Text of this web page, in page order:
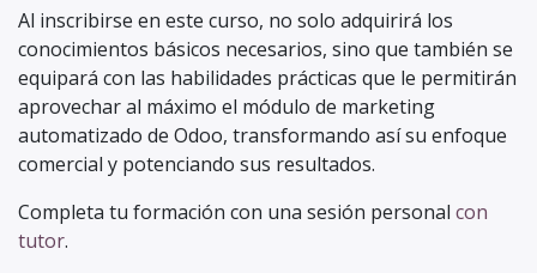
Al inscribirse en este curso, no solo adquirirá los
conocimientos básicos necesarios, sino que también se
equipará con las habilidades prácticas que le permitirán
aprovechar al máximo el módulo de marketing
automatizado de Odoo, transformando así su enfoque
comercial y potenciando sus resultados.
Completa tu formación con una sesión personal con
tutor.